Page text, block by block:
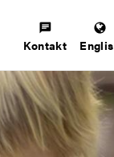
Kontakt